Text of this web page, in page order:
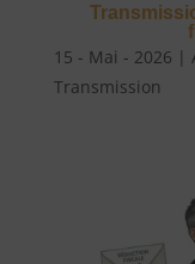
15 - Mai - 2026 |
Transmission